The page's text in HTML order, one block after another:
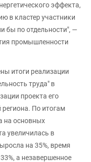
эффекта,
в кластер участники
бы по отдельности", —
промышленности
итоги реализации
труда" в
проекта его
региона. По итогам
на основных
увеличилась в
на 35%, время
а незавершенное